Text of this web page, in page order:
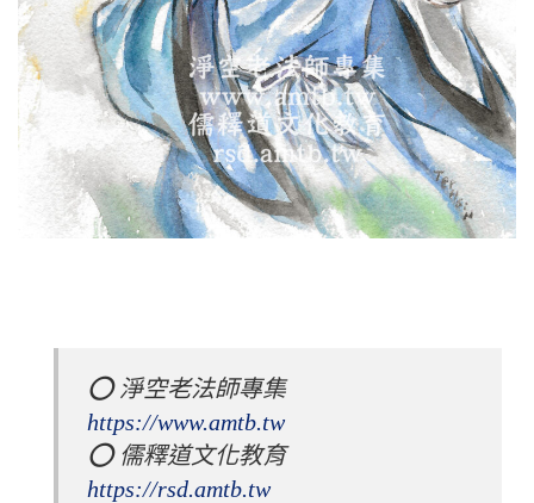
⭕️ 淨空老法師專集
https://www.amtb.tw
⭕️ 儒釋道文化教育
https://rsd.amtb.tw